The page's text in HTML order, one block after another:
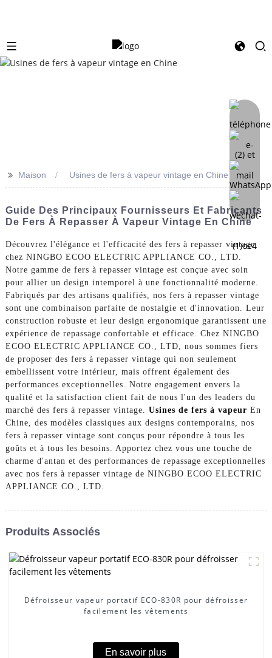
>> Maison Usines de fers à vapeur vintage en Chine
Guide Des Principaux Fournisseurs Et Fabricants
De Fers À Repasser À Vapeur Vintage En Chine
Découvrez l'élégance et l'efficacité des fers à repasser vintage
chez NINGBO ECOO ELECTRIC APPLIANCE CO., LTD.
Notre gamme de fers à repasser vintage est conçue avec soin
pour allier un design intemporel à une fonctionnalité moderne.
Fabriqués par des artisans qualifiés, nos fers à repasser vintage
sont une combinaison parfaite de nostalgie et d'innovation. Leur
construction robuste et leur design ergonomique garantissent une
expérience de repassage confortable et efficace. Chez NINGBO
ECOO ELECTRIC APPLIANCE CO., LTD, nous sommes fiers
de proposer des fers à repasser vintage qui non seulement
embellissent votre intérieur, mais offrent également des
performances exceptionnelles. Notre engagement envers la
qualité et la satisfaction client fait de nous l'un des leaders du
marché des fers à repasser vintage. Usines de fers à vapeur En
Chine, des modèles classiques aux designs contemporains, nos
fers à repasser vintage sont conçus pour répondre à tous les
goûts et à tous les besoins. Apportez chez vous une touche de
charme d'antan et des performances de repassage exceptionnelles
avec nos fers à repasser vintage de NINGBO ECOO ELECTRIC
APPLIANCE CO., LTD.
Produits Associés
Défroisseur vapeur portatif ECO-830R pour défroisser
facilement les vêtements
En savoir plus